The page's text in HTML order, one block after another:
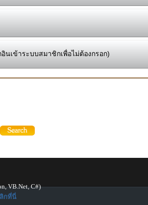
นเข้าระบบสมาชิกเพื่อไม่ต้องกรอก)
VB.Net, C#)
กที่นี่